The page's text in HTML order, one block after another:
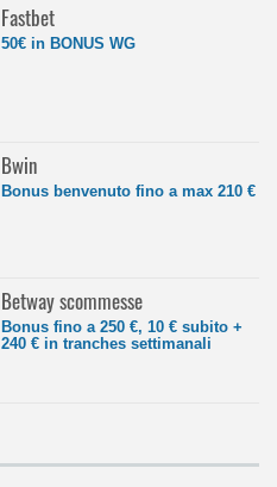
Fastbet
50€ in BONUS WG
Bwin
Bonus benvenuto fino a max 210 €
Betway scommesse
Bonus fino a 250 €, 10 € subito +
240 € in tranches settimanali